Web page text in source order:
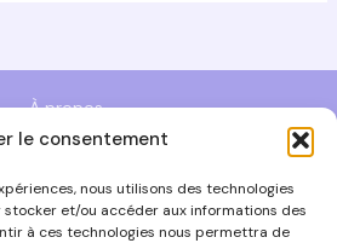
le consentement
nous utilisons des technologies
et/ou accéder aux informations des
à ces technologies nous permettra de
À propos
de cookies (UE)
de confidentialité
Générale de vente